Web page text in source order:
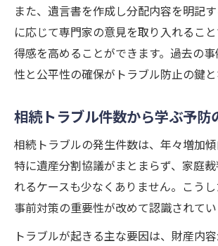
遺産相続トラブル体験談を活
家族の信頼を守る相続トラブル解
相続トラブル解決で家族の信
ップ
法
遺産相続トラブル事例から学
法
負けるが勝ちの精神で相続ト
越える
もめ事を防ぐための相続トラ
また、遺言書を作成し分配内容を明記
に応じて専門家の意見を取り入れるこ
得感を高めることができます。過去の
性と公平性の確保がトラブル防止の鍵と
相続トラブル件数から学ぶ予防
相続トラブルの発生件数は、年々増加傾
特に遺産分割協議がまとまらず、家庭
れるケースも少なくありません。こうし
事前対策の重要性が改めて認識されてい
トラブルが起きる主な要因は、財産内